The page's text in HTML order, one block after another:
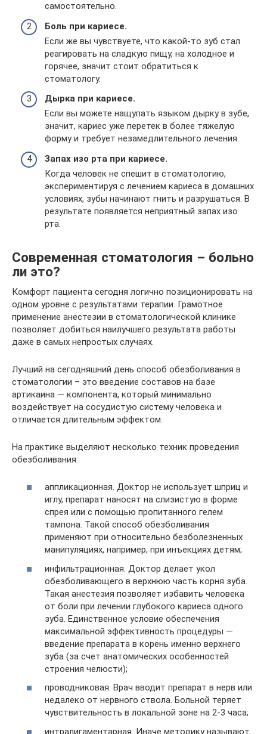
самостоятельно.
Боль при кариесе.
Если же вы чувствуете, что какой-то зуб стал
реагировать на сладкую пищу, на холодное и
горячее, значит стоит обратиться к
стоматологу.
Дырка при кариесе.
Если вы можете нащупать языком дырку в зубе,
значит, кариес уже перетек в более тяжелую
форму и требует незамедлительного лечения.
Запах изо рта при кариесе.
Когда человек не спешит в стоматологию,
экспериментируя с лечением кариеса в домашних
условиях, зубы начинают гнить и разрушаться. В
результате появляется неприятный запах изо
рта.
Современная стоматология – больно
ли это?
Комфорт пациента сегодня логично позиционировать на
одном уровне с результатами терапии. Грамотное
применение анестезии в стоматологической клинике
позволяет добиться наилучшего результата работы
даже в самых непростых случаях.
Лучший на сегодняшний день способ обезболивания в
стоматологии – это введение составов на базе
артикаина — компонента, который минимально
воздействует на сосудистую систему человека и
отличается длительным эффектом.
На практике выделяют несколько техник проведения
обезболивания:
аппликационная. Доктор не использует шприц и
иглу, препарат наносят на слизистую в форме
спрея или с помощью пропитанного гелем
тампона. Такой способ обезболивания
применяют при относительно безболезненных
манипуляциях, например, при инъекциях детям;
инфильтрационная. Доктор делает укол
обезболивающего в верхнюю часть корня зуба.
Такая анестезия позволяет избавить человека
от боли при лечении глубокого кариеса одного
зуба. Единственное условие обеспечения
максимальной эффективность процедуры —
введение препарата в корень именно верхнего
зуба (за счет анатомических особенностей
строения челюсти);
проводниковая. Врач вводит препарат в нерв или
недалеко от нервного ствола. Больной теряет
чувствительность в локальной зоне на 2-3 часа;
интралигаментарная. Иначе методику называют